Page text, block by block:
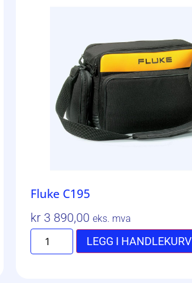
Fluke C195
kr 3 890,00 eks. mva
LEGG I HANDLEKURV